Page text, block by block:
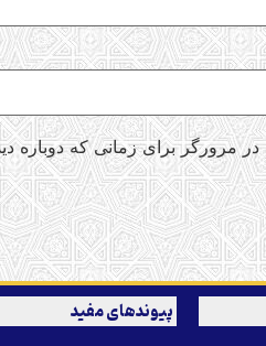
مرورگر برای زمانی که دوباره
پیوندهای مفید